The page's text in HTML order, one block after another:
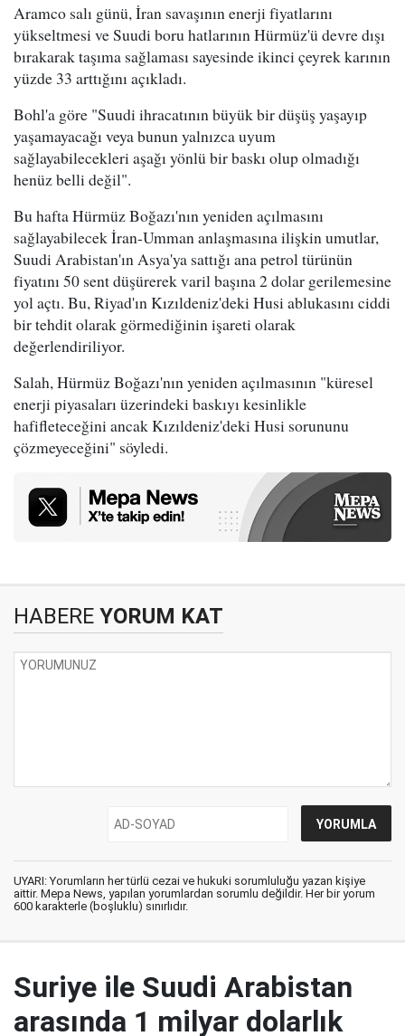
Aramco salı günü, İran savaşının enerji fiyatlarını
yükseltmesi ve Suudi boru hatlarının Hürmüz'ü devre dışı
bırakarak taşıma sağlaması sayesinde ikinci çeyrek karının
yüzde 33 arttığını açıkladı.
Bohl'a göre "Suudi ihracatının büyük bir düşüş yaşayıp
yaşamayacağı veya bunun yalnızca uyum
sağlayabilecekleri aşağı yönlü bir baskı olup olmadığı
henüz belli değil".
Bu hafta Hürmüz Boğazı'nın yeniden açılmasını
sağlayabilecek İran-Umman anlaşmasına ilişkin umutlar,
Suudi Arabistan'ın Asya'ya sattığı ana petrol türünün
fiyatını 50 sent düşürerek varil başına 2 dolar gerilemesine
yol açtı. Bu, Riyad'ın Kızıldeniz'deki Husi ablukasını ciddi
bir tehdit olarak görmediğinin işareti olarak
değerlendiriliyor.
Salah, Hürmüz Boğazı'nın yeniden açılmasının "küresel
enerji piyasaları üzerindeki baskıyı kesinlikle
hafifleteceğini ancak Kızıldeniz'deki Husi sorununu
çözmeyeceğini" söyledi.
HABERE YORUM KAT
UYARI: Yorumların her türlü cezai ve hukuki sorumluluğu yazan kişiye
aittir. Mepa News, yapılan yorumlardan sorumlu değildir. Her bir yorum
600 karakterle (boşluklu) sınırlıdır.
Suriye ile Suudi Arabistan
arasında 1 milyar dolarlık